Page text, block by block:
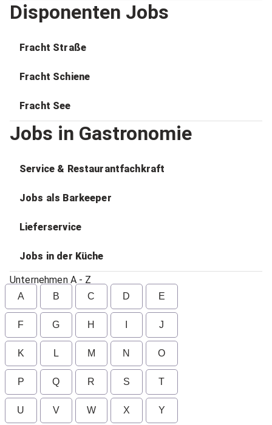
Disponenten Jobs
Fracht Straße
Fracht Schiene
Fracht See
Jobs in Gastronomie
Service & Restaurantfachkraft
Jobs als Barkeeper
Lieferservice
Jobs in der Küche
Unternehmen A - Z
A B C D E
F G H J
K L M N O
P Q R S T
U V W X Y